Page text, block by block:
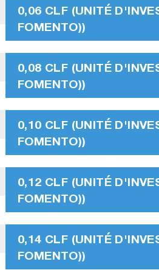
0,06 CLF (UNITÉ
FOMENTO))
0,08 CLF (UNITÉ
FOMENTO))
0,10 CLF (UNITÉ
FOMENTO))
0,12 CLF (UNITÉ
FOMENTO))
0,14 CLF (UNITÉ
FOMENTO))